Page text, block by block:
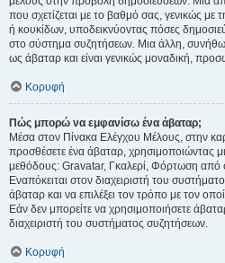
που σχετίζεται με το βαθμό σας, γενικώς
ή κουκίδων, υποδεικνύοντας πόσες
στο σύστημα συζητήσεων. Μια άλλη,
ως άβαταρ και είναι γενικώς μοναδική,
Κορυφή
Πώς μπορώ να εμφανίσω ένα άβαταρ;
Μέσα στον Πίνακα Ελέγχου Μέλους, στην
προσθέσετε ένα άβαταρ, χρησιμοποιώντας
μεθόδους: Gravatar, Γκαλερί, Φόρτωση
Εναπόκειται στον διαχειριστή του
άβαταρ και να επιλέξει τον τρόπο με τον
Εάν δεν μπορείτε να χρησιμοποιήσετε
διαχειριστή του συστήματος συζητήσεων.
Κορυφή